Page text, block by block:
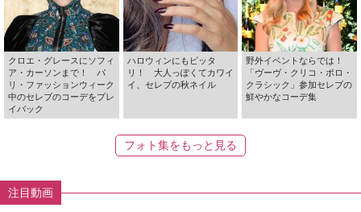
クロエ・グレースにソフィ
ア・カーソンまで！ パ
リ・ファッションウィーク
中のセレブのコーデをプレ
イバック
ハロウィンにもピッタ
リ！ 大人っぽくてカワイ
イ、セレブの秋ネイル
野外イベントならでは！
「ヴーヴ・クリコ・ポロ・
クラシック」参加セレブの
鮮やかなコーデ集
フォト集をもっと見る
注目動画